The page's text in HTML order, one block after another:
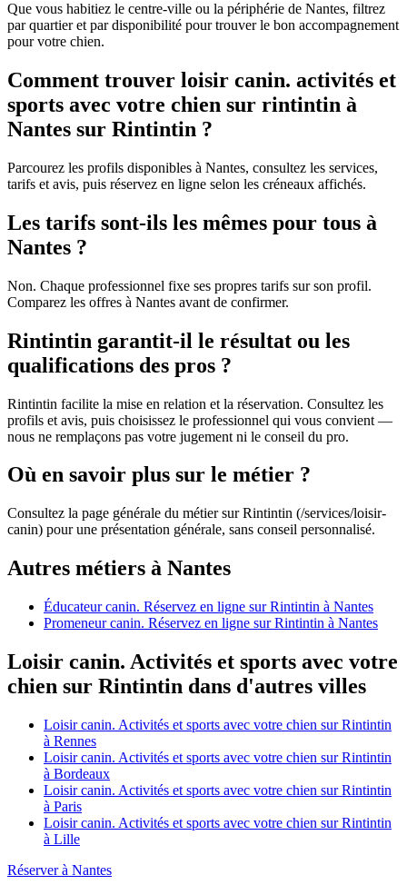
Que vous habitiez le centre-ville ou la périphérie de Nantes, filtrez
par quartier et par disponibilité pour trouver le bon accompagnement
pour votre chien.
Comment trouver loisir canin. activités et
sports avec votre chien sur rintintin à
Nantes sur Rintintin ?
Parcourez les profils disponibles à Nantes, consultez les services,
tarifs et avis, puis réservez en ligne selon les créneaux affichés.
Les tarifs sont-ils les mêmes pour tous à
Nantes ?
Non. Chaque professionnel fixe ses propres tarifs sur son profil.
Comparez les offres à Nantes avant de confirmer.
Rintintin garantit-il le résultat ou les
qualifications des pros ?
Rintintin facilite la mise en relation et la réservation. Consultez les
profils et avis, puis choisissez le professionnel qui vous convient —
nous ne remplaçons pas votre jugement ni le conseil du pro.
Où en savoir plus sur le métier ?
Consultez la page générale du métier sur Rintintin (/services/loisir-
canin) pour une présentation générale, sans conseil personnalisé.
Autres métiers à Nantes
Éducateur canin. Réservez en ligne sur Rintintin à Nantes
Promeneur canin. Réservez en ligne sur Rintintin à Nantes
Loisir canin. Activités et sports avec votre
chien sur Rintintin dans d'autres villes
Loisir canin. Activités et sports avec votre chien sur Rintintin
à Rennes
Loisir canin. Activités et sports avec votre chien sur Rintintin
à Bordeaux
Loisir canin. Activités et sports avec votre chien sur Rintintin
à Paris
Loisir canin. Activités et sports avec votre chien sur Rintintin
à Lille
Réserver à Nantes